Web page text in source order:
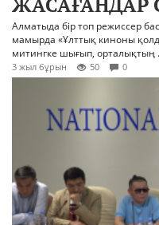
Алматыда бір топ режиссер
мамырда «Ұлттық киноны
митингке шығып, орталықтың
3 жыл бұрын 50 0